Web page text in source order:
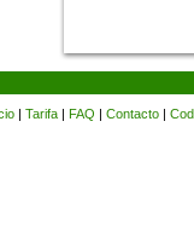
| Tarifa | FAQ | Contacto |